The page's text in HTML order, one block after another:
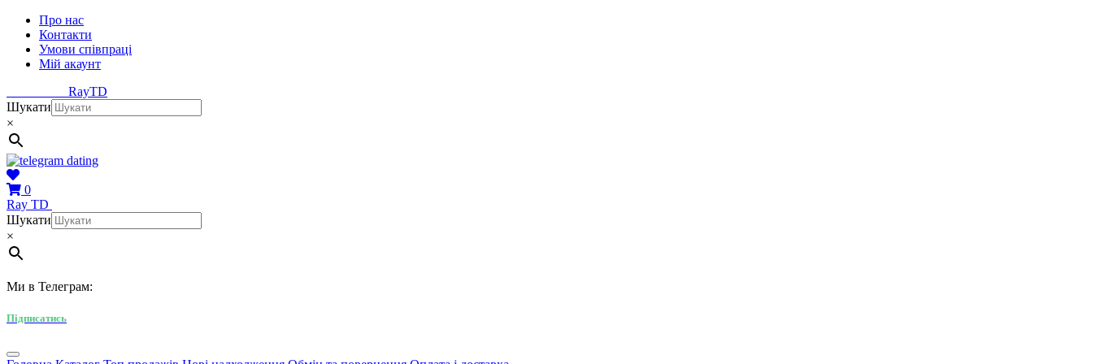
Про нас
Контакти
Умови співпраці
Мій акаунт
RayTD
Шукати
×
0
Ray TD
Шукати
×
Ми в Телеграм:
Підписатись